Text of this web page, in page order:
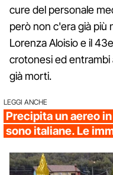
cure del personale
però non c'era già più
Lorenza Aloisio e il
crotonesi ed entrambi
già morti.
LEGGI ANCHE
Precipita un aereo
sono italiane. Le